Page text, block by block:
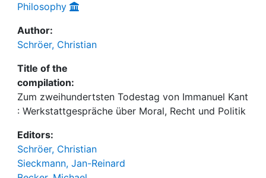
Philosophy
Author:
Schröer, Christian
Title of the
compilation:
Zum zweihundertsten Todestag von Immanuel Kant
: Werkstattgespräche über Moral, Recht und Politik
Editors:
Schröer, Christian
Sieckmann, Jan-Reinard